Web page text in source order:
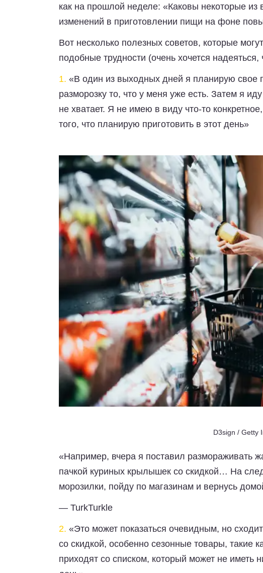
как на прошлой неделе: «Каковы некоторые
изменений в приготовлении пищи на фоне
Вот несколько полезных советов, которые
подобные трудности (очень хочется
1. «В один из выходных дней я планирую свое
разморозку то, что у меня уже есть. Затем я
не хватает. Я не имею в виду что-то
того, что планирую приготовить в этот день»
D3sign / Getty
«Например, вчера я поставил размораживать
пачкой куриных крылышек со скидкой… На
морозилки, пойду по магазинам и вернусь
— TurkTurkle
2. «Это может показаться очевидным, но
со скидкой, особенно сезонные товары, такие
приходят со списком, который может не иметь